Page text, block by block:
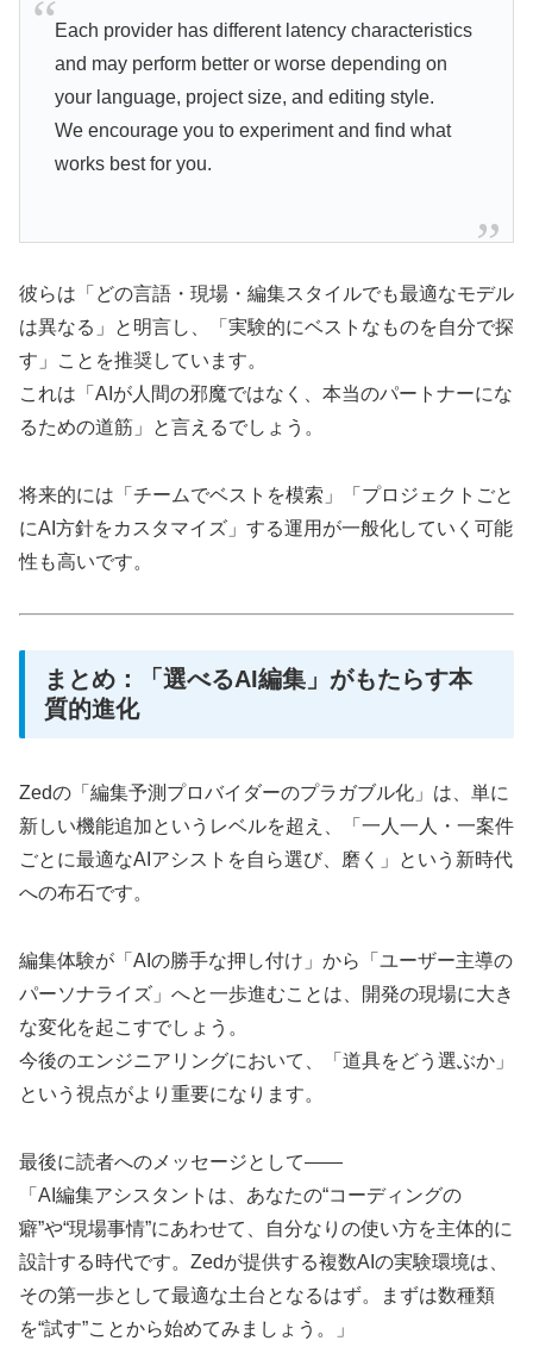
Each provider has different latency characteristics
and may perform better or worse depending on
your language, project size, and editing style.
We encourage you to experiment and find what
works best for you.
彼らは「どの言語・現場・編集スタイルでも最適なモデル
は異なる」と明言し、「実験的にベストなものを自分で探
す」ことを推奨しています。
これは「AIが人間の邪魔ではなく、本当のパートナーにな
るための道筋」と言えるでしょう。
将来的には「チームでベストを模索」「プロジェクトごと
にAI方針をカスタマイズ」する運用が一般化していく可能
性も高いです。
まとめ：「選べるAI編集」がもたらす本
質的進化
Zedの「編集予測プロバイダーのプラガブル化」は、単に
新しい機能追加というレベルを超え、「一人一人・一案件
ごとに最適なAIアシストを自ら選び、磨く」という新時代
への布石です。
編集体験が「AIの勝手な押し付け」から「ユーザー主導の
パーソナライズ」へと一歩進むことは、開発の現場に大き
な変化を起こすでしょう。
今後のエンジニアリングにおいて、「道具をどう選ぶか」
という視点がより重要になります。
最後に読者へのメッセージとして――
「AI編集アシスタントは、あなたの“コーディングの
癖”や“現場事情”にあわせて、自分なりの使い方を主体的に
設計する時代です。Zedが提供する複数AIの実験環境は、
その第一歩として最適な土台となるはず。まずは数種類
を“試す”ことから始めてみましょう。」